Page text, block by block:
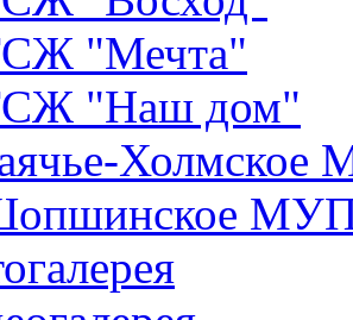
"Мечта"
"Наш дом"